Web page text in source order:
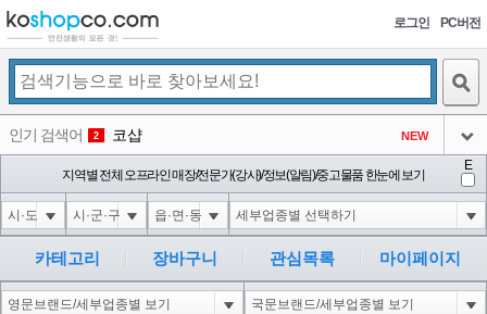
로그인 PC버전
인기 검색어 2 코샵 NEW
3 1'||DBMS_PIPE.RECEIVE_MESSAGE(CHR(98)||CHR(98)||CHR(98),15)||'
아이콘
4 1*DBMS_PIPE.RECEIVE_MESSAGE(CHR(99)||CHR(99)||CHR(99),15)
아이콘
5
아이콘
3
6 1-1 waitfor delay '0:0:15' --
아이콘
3
지역별 전체 오프라인 매장/전문가(강사)/정보(알림)/중고물품 한눈에 보기
E
카테고리 장바구니 관심목록 마이페이지